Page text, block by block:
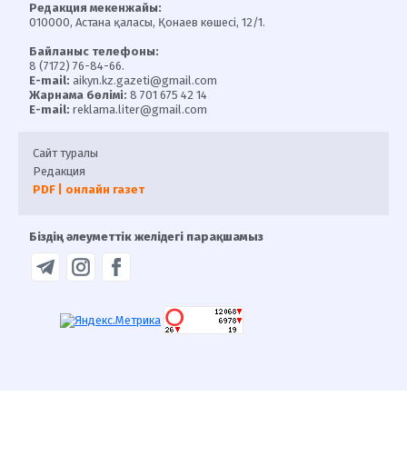
Редакция мекенжайы:
010000, Астана қаласы, Қонаев көшесі, 12/1.
Байланыс телефоны:
8 (7172) 76-84-66.
E-mail: aikyn.kz.gazeti@gmail.com
Жарнама бөлімі: 8 701 675 42 14
E-mail: reklama.liter@gmail.com
Сайт туралы
Редакция
PDF | онлайн газет
Біздің әлеуметтік желідегі парақшамыз